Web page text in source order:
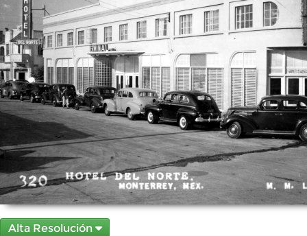
Alta Resolución